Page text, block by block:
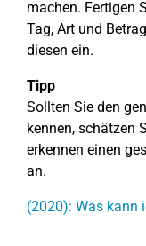
machen. Fertigen
Tag, Art und
diesen ein.
Tipp
Sollten Sie den
kennen, schätzen
erkennen einen
an.
(2020): Was kann